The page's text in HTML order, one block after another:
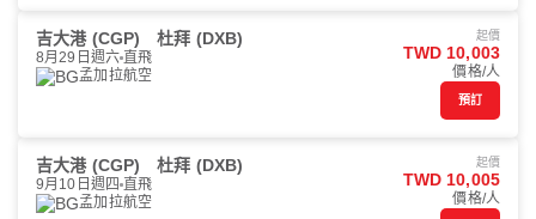
吉大港 (CGP) 杜拜 (DXB)
8月29日週六 直飛
孟加拉航空
起價
TWD 10,003
價格/人
預訂
吉大港 (CGP) 杜拜 (DXB)
9月10日週四 直飛
孟加拉航空
起價
TWD 10,005
價格/人